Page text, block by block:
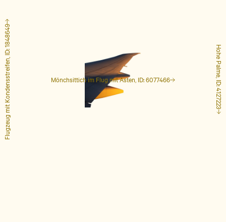
Mönchsittich im Flug mit Ästen, ID: 6077466 Hohe Palme, ID: 4127223
Flugzeug mit Kondensstreifen, ID: 1848649